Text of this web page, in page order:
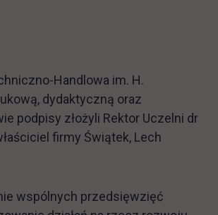
Handlowa im. H.
dydaktyczną oraz
podpisy złożyli Rektor Uczelni dr
firmy Świątek, Lech
wspólnych przedsięwzięć